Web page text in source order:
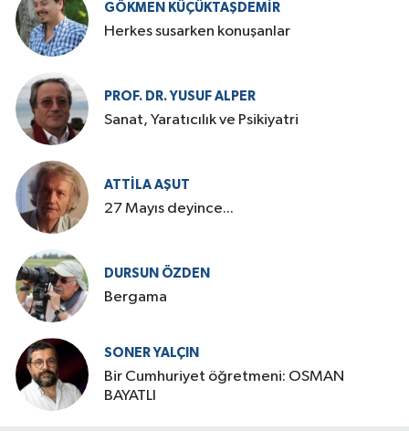
GÖKMEN KÜÇÜKTAŞDEMIR
Herkes susarken konuşanlar
PROF. DR. YUSUF ALPER
Sanat, Yaratıcılık ve Psikiyatri
ATTILA AŞUT
27 Mayıs deyince...
DURSUN ÖZDEN
Bergama
SONER YALÇIN
Bir Cumhuriyet öğretmeni: OSMAN
BAYATLI